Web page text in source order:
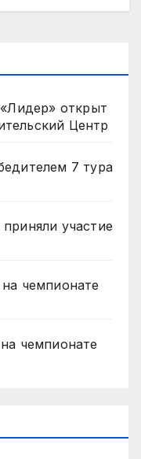
открыт
Центр
7 тура
участие
чемпионате
чемпионате